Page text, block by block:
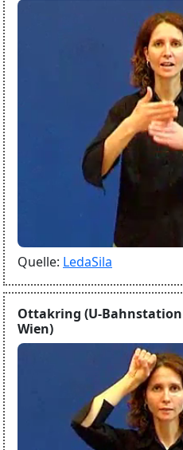
Quelle: LedaSila
Ottakring (U-
Wien)